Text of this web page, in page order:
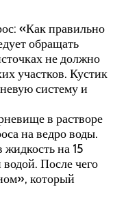
«Как правильно
обращать
не должно
участков. Кустик
систему и
в растворе
на ведро воды.
на 15
После чего
который